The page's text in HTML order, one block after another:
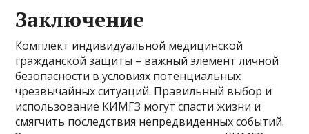
Заключение
Комплект индивидуальной медицинской
гражданской защиты – важный элемент личной
безопасности в условиях потенциальных
чрезвычайных ситуаций. Правильный выбор и
использование КИМГЗ могут спасти жизни и
смягчить последствия непредвиденных событий.